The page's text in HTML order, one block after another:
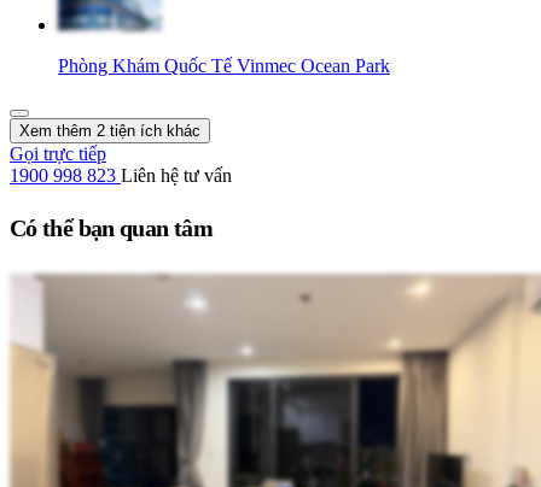
Phòng Khám Quốc Tế Vinmec Ocean Park
Xem thêm 2 tiện ích khác
Gọi trực tiếp
1900 998 823 Liên hệ tư vấn
Có thể bạn quan tâm